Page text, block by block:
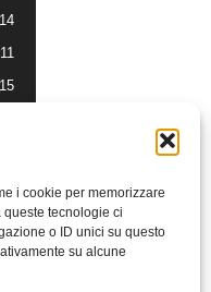
i cookie per memorizzare
tecnologie ci
o ID unici su questo
su alcune